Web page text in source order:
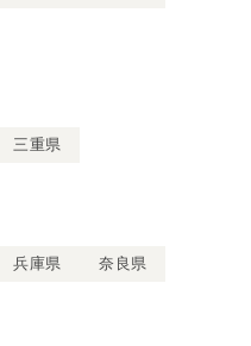
三重県
兵庫県
奈良県